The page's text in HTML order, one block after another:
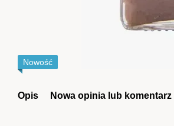
Nowość
Opis Nowa opinia lub komentarz